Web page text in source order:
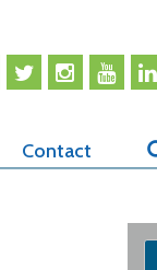
Contact